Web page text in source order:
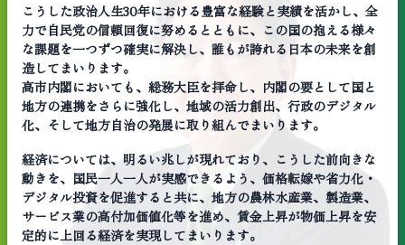
こうした政治人生30年における豊富な経験と実績を活かし、全
力で自民党の信頼回復に努めるとともに、この国の抱える様々
な課題を一つずつ確実に解決し、誰もが誇れる日本の未来を創
造してまいります。
高市内閣においても、総務大臣を拝命し、内閣の要として国と
地方の連携をさらに強化し、地域の活力創出、行政のデジタル
化、そして地方自治の発展に取り組んでまいります。
経済については、明るい兆しが現れており、こうした前向きな
動きを、国民一人一人が実感できるよう、価格転嫁や省力化・
デジタル投資を促進すると共に、地方の農林水産業、製造業、
サービス業の高付加価値化等を進め、賃金上昇が物価上昇を安
定的に上回る経済を実現してまいります。